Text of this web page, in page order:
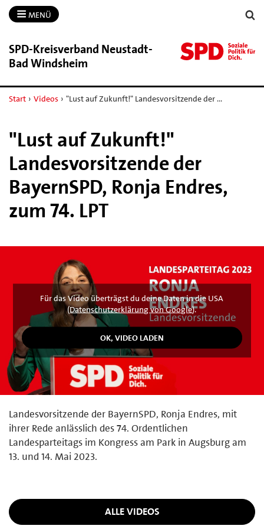
MENÜ
SPD-​Kreisverband Neustadt-​
Bad Windsheim
Start › Videos › "Lust auf Zukunft!" Landesvorsitzende der …
"Lust auf Zukunft!"
Landesvorsitzende der
BayernSPD, Ronja Endres,
zum 74. LPT
Für das Video überträgst du deine Daten in die USA
(Datenschutzerklärung von Google).
Landesvorsitzende der BayernSPD, Ronja Endres, mit
ihrer Rede anlässlich des 74. Ordentlichen
Landesparteitags im Kongress am Park in Augsburg am
13. und 14. Mai 2023.
ALLE VIDEOS